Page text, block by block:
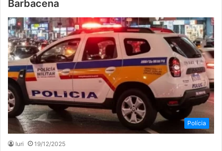
Barbacena
Polícia
Iuri 19/12/2025